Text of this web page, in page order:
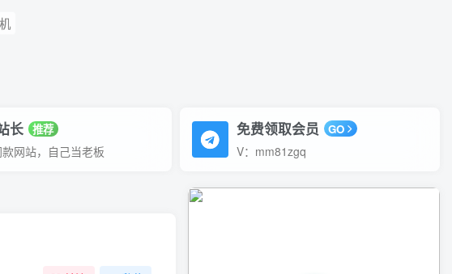
长 推荐
网站，自己当老板
免费领取会员 GO
V：mm81zgq